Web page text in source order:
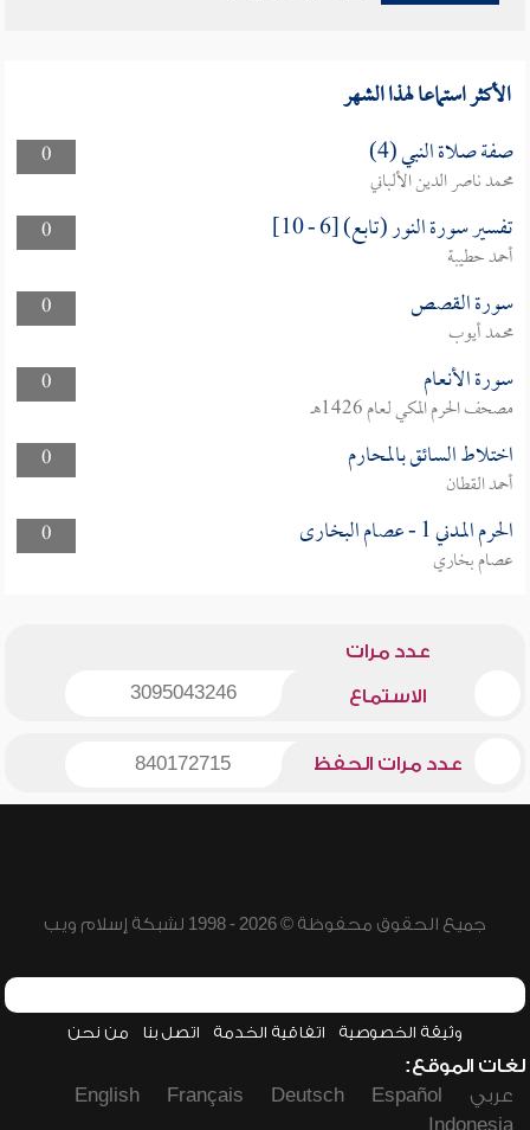
الأكثر استماعا لهذا الشهر
0 صفة صلاة النبي (4)
محمد ناصر الدين الألباني
0
تفسير سورة النور (تابع) [6 - 10]
أحمد حطيبة
0
سورة القصص
محمد أيوب
0
سورة الأنعام
مصحف الحرم المكي لعام 1426هـ
0
اختلاط السائق بالمحارم
أحمد القطان
0
الحرم المدني 1 - عصام البخارى
عصام بخاري
عدد مرات
الاستماع 3095043246
عدد مرات الحفظ 840172715
جميع الحقوق محفوظة © 2026 - 1998 لشبكة إسلام ويب
وثيقة الخصوصية اتفاقية الخدمة اتصل بنا من نحن
لغات الموقع:
عربي
Español
Deutsch
Français
English
Indonesia